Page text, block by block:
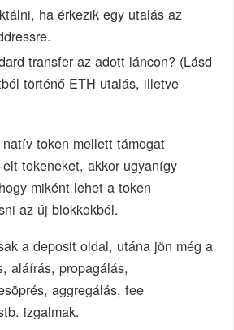
ha érkezik egy utalás az
transfer az adott láncon? (Lásd
történő ETH utalás, illetve
token mellett támogat
tokeneket, akkor ugyanígy
miként lehet a token
az új blokkokból.
a deposit oldal, utána jön még a
aláírás, propagálás,
aggregálás, fee
izgalmak.